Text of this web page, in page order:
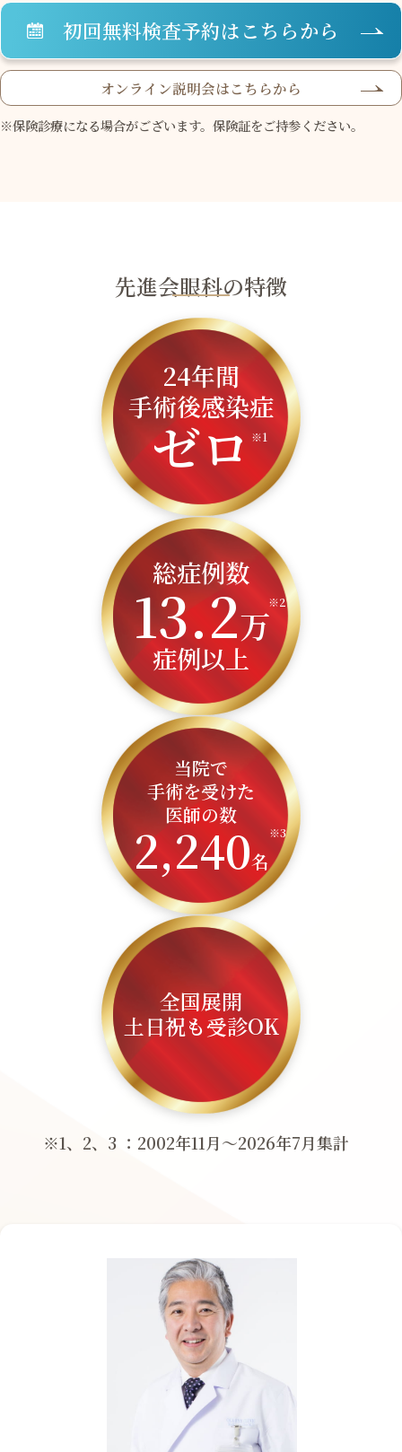
初回無料検査予約はこちらから
オンライン説明会はこちらから
※保険診療になる場合がございます。保険証をご持参ください。
先進会眼科の特徴
24年間
手術後感染症
ゼロ※1
総症例数
13.2万
※2
症例以上
当院で
手術を受けた
医師の数
2,240名
※3
全国展開
土日祝も受診OK
※1、2、3 ：2002年11月〜2026年7月集計
CLOSE
大名古屋
福岡 飯塚
CLOSE